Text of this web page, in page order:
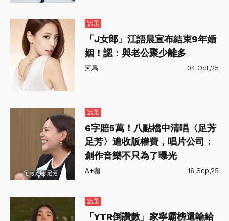
話題
「J女郎」江語晨宣布結束9年婚
姻！認：與老公聚少離多
河馬 04 Oct,25
話題
6字賠5萬！八點檔中清唱〈足芳
足芳〉遭收版權費，唱片公司：
創作音樂不只為了曝光
A+咖 16 Sep,25
話題
「YTR倒讚數」家寧霸榜還輸給